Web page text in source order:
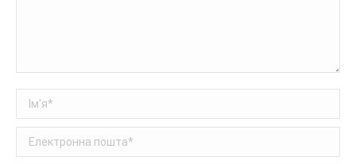
Ім'я *
Електронна пошта *